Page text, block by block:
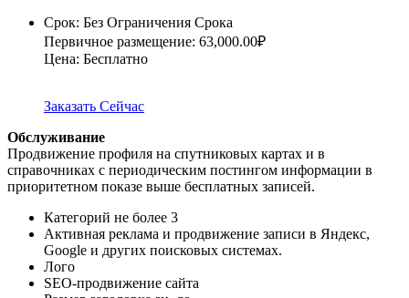
Срок: Без Ограничения Срока
Первичное размещение: 63,000.00₽
Цена: Бесплатно
Заказать Сейчас
Обслуживание
Продвижение профиля на спутниковых картах и в
справочниках с периодическим постингом информации в
приоритетном показе выше бесплатных записей.
Категорий не более 3
Активная реклама и продвижение записи в Яндекс,
Google и других поисковых системах.
Лого
SEO-продвижение сайта